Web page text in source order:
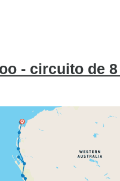
- circuito de